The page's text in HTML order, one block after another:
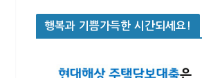
행복과 기쁨가득한 시간되세요!